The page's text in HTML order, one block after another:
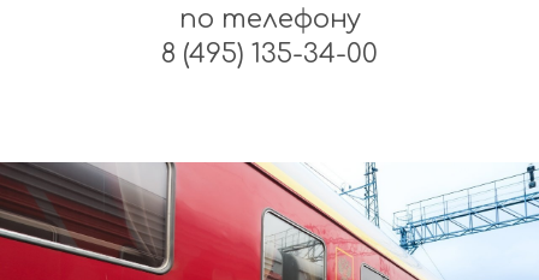
по телефону
8 (495) 135-34-00